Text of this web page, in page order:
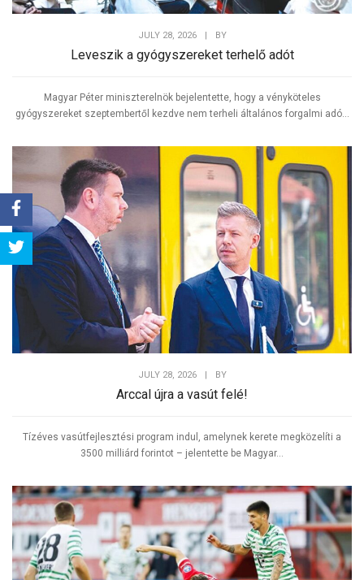
JULY 28, 2026 | BY
Leveszik a gyógyszereket terhelő adót
Magyar Péter miniszterelnök bejelentette, hogy a vényköteles
gyógyszereket szeptembertől kezdve nem terheli általános forgalmi adó...
JULY 28, 2026 BY
Arccal újra a vasút felé!
Tízéves vasútfejlesztési program indul, amelynek kerete megközelíti a
3500 milliárd forintot – jelentette be Magyar...
Share
Tweet